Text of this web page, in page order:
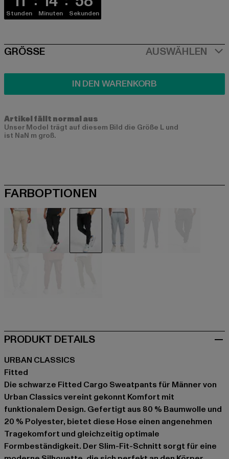
Stunden Minuten Sekunden
SIZE
GRÖSSE AUSWÄHLEN
IN DEN WARENKORB
Artikel fällt normal aus
Unser Model trägt auf diesem Bild die Größe L und
ist NaN m groß.
FARBOPTIONEN
PRODUKT DETAILS
URBAN CLASSICS
Fitted
Die schwarze Fitted Cargo Sweatpants für Männer von
Urban Classics vereint gekonnt Komfort mit
funktionalem Design. Gefertigt aus 80 % Baumwolle und
20 % Polyester, bietet diese Hose einen angenehmen
Tragekomfort und gleichzeitig optimale
Formbeständigkeit. Der Slim-Fit-Schnitt sorgt für eine